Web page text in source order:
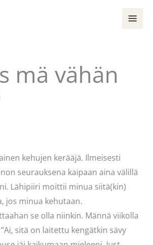
mä vähän
kehujen kerääjä. Ilmeisesti
seurauksena kaipaan aina välillä
Lähipiiri moittii minua siitä(kin)
jos minua kehutaan.
se olla niinkin. Männä viikolla
sitä on laitettu kengätkin sävy